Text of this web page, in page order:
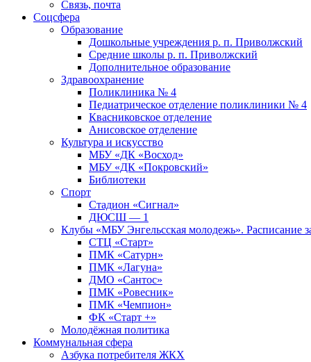
Связь, почта
Соцсфера
Образование
Дошкольные учреждения р. п. Приволжский
Средние школы р. п. Приволжский
Дополнительное образование
Здравоохранение
Поликлиника № 4
Педиатрическое отделение поликлиники № 4
Квасниковское отделение
Анисовское отделение
Культура и искусство
МБУ «ДК «Восход»
МБУ «ДК «Покровский»
Библиотеки
Спорт
Стадион «Сигнал»
ДЮСШ — 1
Клубы «МБУ Энгельсская молодежь». Расписание
СТЦ «Старт»
ПМК «Сатурн»
ПМК «Лагуна»
ДМО «Сантос»
ПМК «Ровесник»
ПМК «Чемпион»
ФК «Старт +»
Молодёжная политика
Коммунальная сфера
Азбука потребителя ЖКХ